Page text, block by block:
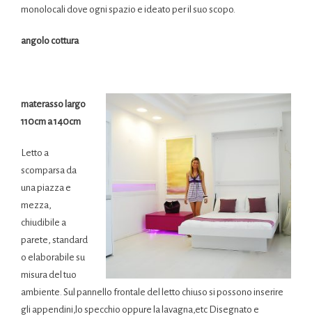
monolocali dove ogni spazio e ideato per il suo scopo.
angolo cottura
materasso largo
110cm a 140cm
Letto a
scomparsa da
una piazza e
mezza,
chiudibile a
parete, standard
o elaborabile su
misura del tuo
ambiente. Sul pannello frontale del letto chiuso si possono inserire
gli appendini,lo specchio oppure la lavagna,etc Disegnato e